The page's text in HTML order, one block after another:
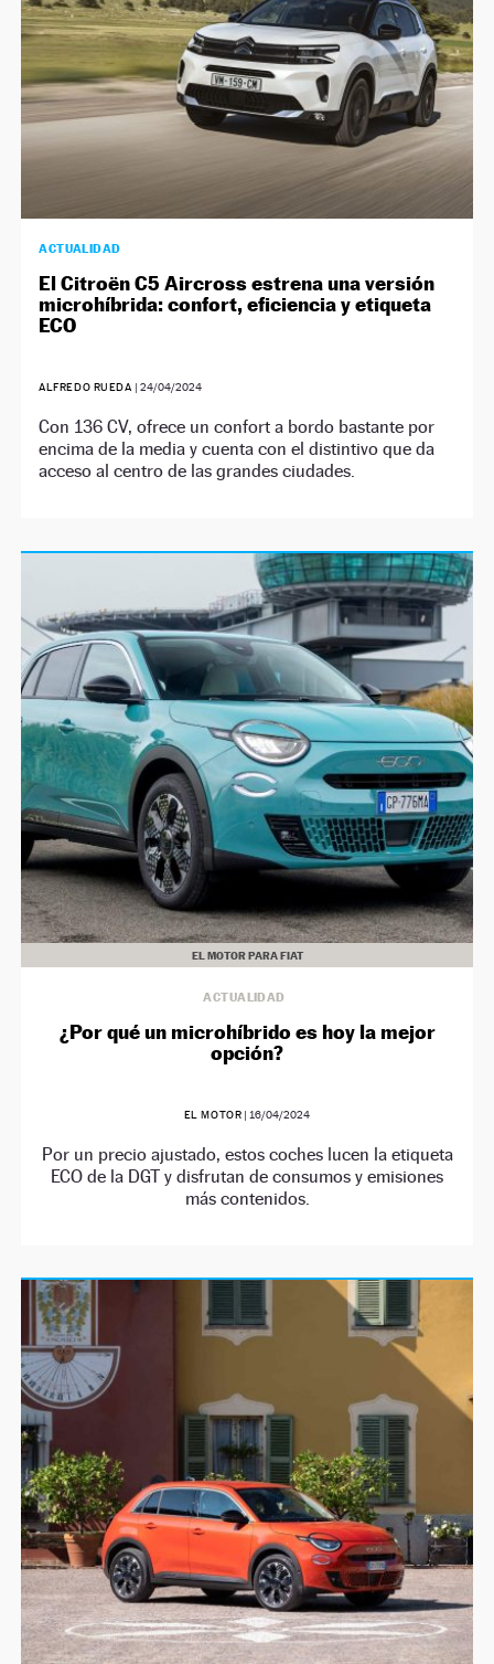
ACTUALIDAD
El Citroën C5 Aircross estrena una versión
microhíbrida: confort, eficiencia y etiqueta
ECO
ALFREDO RUEDA | 24/04/2024
Con 136 CV, ofrece un confort a bordo bastante por
encima de la media y cuenta con el distintivo que da
acceso al centro de las grandes ciudades.
EL MOTOR PARA FIAT
ACTUALIDAD
¿Por qué un microhíbrido es hoy la mejor
opción?
EL MOTOR | 16/04/2024
Por un precio ajustado, estos coches lucen la etiqueta
ECO de la DGT y disfrutan de consumos y emisiones
más contenidos.